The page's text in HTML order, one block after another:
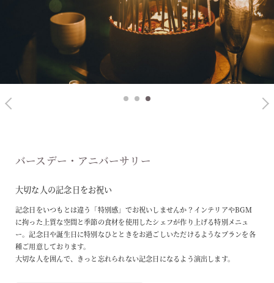
1 2 3
バースデー・アニバーサリー
大切な人の記念日をお祝い
記念日をいつもとは違う「特別感」でお祝いしませんか？インテリアやBGM
に拘った上質な空間と季節の食材を使用したシェフが作り上げる特別メニュ
ー。記念日や誕生日に特別なひとときをお過ごしいただけるようなプランを各
種ご用意しております。
大切な人を囲んで、きっと忘れられない記念日になるよう演出します。